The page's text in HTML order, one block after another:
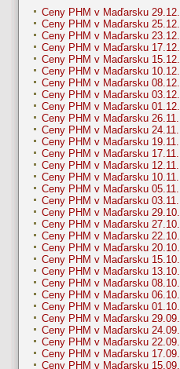
Ceny PHM v Maďarsku 29.12.
Ceny PHM v Maďarsku 25.12.
Ceny PHM v Maďarsku 23.12.
Ceny PHM v Maďarsku 17.12.
Ceny PHM v Maďarsku 15.12.
Ceny PHM v Maďarsku 10.12.
Ceny PHM v Maďarsku 08.12.
Ceny PHM v Maďarsku 03.12.
Ceny PHM v Maďarsku 01.12.
Ceny PHM v Maďarsku 26.11.
Ceny PHM v Maďarsku 24.11.
Ceny PHM v Maďarsku 19.11.
Ceny PHM v Maďarsku 17.11.
Ceny PHM v Maďarsku 12.11.
Ceny PHM v Maďarsku 10.11.
Ceny PHM v Maďarsku 05.11.
Ceny PHM v Maďarsku 03.11.
Ceny PHM v Maďarsku 29.10.
Ceny PHM v Maďarsku 27.10.
Ceny PHM v Maďarsku 22.10.
Ceny PHM v Maďarsku 20.10.
Ceny PHM v Maďarsku 15.10.
Ceny PHM v Maďarsku 13.10.
Ceny PHM v Maďarsku 08.10.
Ceny PHM v Maďarsku 06.10.
Ceny PHM v Maďarsku 01.10.
Ceny PHM v Maďarsku 29.09.
Ceny PHM v Maďarsku 24.09.
Ceny PHM v Maďarsku 22.09.
Ceny PHM v Maďarsku 17.09.
Ceny PHM v Maďarsku 15.09.